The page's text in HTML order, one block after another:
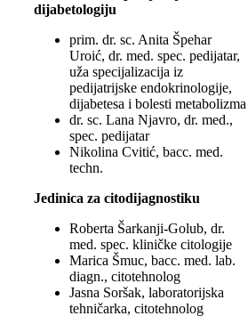
dijabetologiju
prim. dr. sc. Anita Špehar
Uroić, dr. med. spec. pedijatar,
uža specijalizacija iz
pedijatrijske endokrinologije,
dijabetesa i bolesti metabolizma
dr. sc. Lana Njavro, dr. med.,
spec. pedijatar
Nikolina Cvitić, bacc. med.
techn.
Jedinica za citodijagnostiku
Roberta Šarkanji-Golub, dr.
med. spec. kliničke citologije
Marica Šmuc, bacc. med. lab.
diagn., citotehnolog
Jasna Soršak, laboratorijska
tehničarka, citotehnolog